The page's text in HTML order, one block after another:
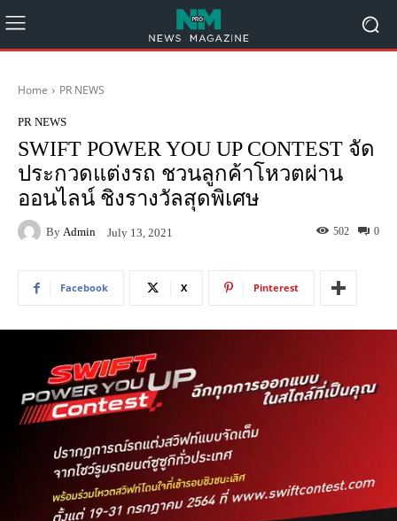
Home PR NEWS
PR NEWS
SWIFT POWER YOU UP CONTEST จัด
ประกวดแต่งรถ ชวนลูกค้าโหวตผ่าน
ออนไลน์ ชิงรางวัลสุดพิเศษ
By Admin July 13, 2021 0
502
Facebook X Pinterest